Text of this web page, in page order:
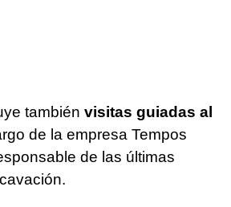
también visitas guiadas al
de la empresa Tempos
de las últimas